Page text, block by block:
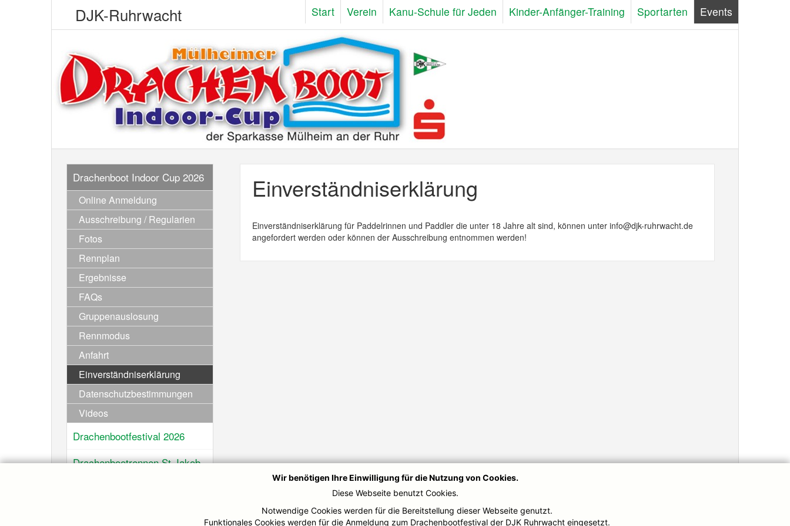
DJK-Ruhrwacht Start Verein Kanu-Schule für Jeden Kinder-Anfänger-Training Sportarten Events
Drachenboot Indoor Cup 2026
Online Anmeldung
Ausschreibung / Regularien
Fotos
Rennplan
Ergebnisse
FAQs
Gruppenauslosung
Rennmodus
Anfahrt
Einverständniserklärung
Datenschutzbestimmungen
Videos
Drachenbootfestival 2026
Drachenbootrennen St.Jakob
Einverständniserklärung
Einverständniserklärung für Paddelrinnen und Paddler die unter 18 Jahre alt sind, können unter info@djk-ruhrwacht.de
angefordert werden oder können der Ausschreibung entnommen werden!
Wir benötigen Ihre Einwilligung für die Nutzung von Cookies.
Diese Webseite benutzt Cookies.
Notwendige Cookies werden für die Bereitstellung dieser Webseite genutzt.
Funktionales Cookies werden für die Anmeldung zum Drachenbootfestival der DJK Ruhrwacht eingesetzt.